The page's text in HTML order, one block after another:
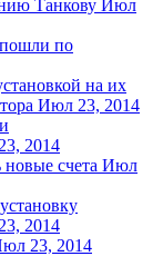
Танкову Июл
по
на их
Июл 23, 2014
2014
счета Июл
2014
23, 2014